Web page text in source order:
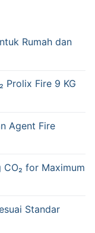
Rumah dan
Prolix Fire 9 KG
Agent Fire
for Maximum
Standar